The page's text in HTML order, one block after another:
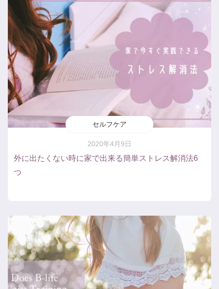
セルフケア
2020年4月9日
外に出たくない時に家で出来る簡単ストレス解消法6
つ